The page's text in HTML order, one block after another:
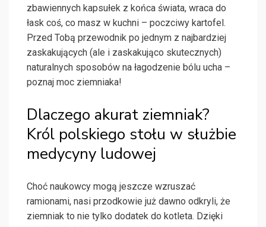
zbawiennych kapsułek z końca świata, wraca do
łask coś, co masz w kuchni – poczciwy kartofel.
Przed Tobą przewodnik po jednym z najbardziej
zaskakujących (ale i zaskakująco skutecznych)
naturalnych sposobów na łagodzenie bólu ucha –
poznaj moc ziemniaka!
Dlaczego akurat ziemniak?
Król polskiego stołu w służbie
medycyny ludowej
Choć naukowcy mogą jeszcze wzruszać
ramionami, nasi przodkowie już dawno odkryli, że
ziemniak to nie tylko dodatek do kotleta. Dzięki